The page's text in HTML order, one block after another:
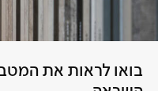
בואו לראות את